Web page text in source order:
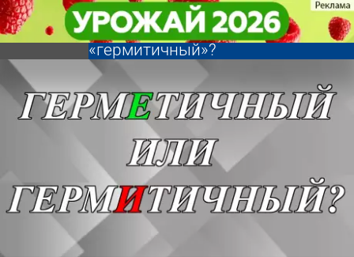
Как правильно -
«герметичный» или
«гермитичный»?
Ликбез
Как правильно -
«герметичный» или
«гермитичный»?
Ликбез
Другие новости
по теме
Погода и курсы
валют в Пензе